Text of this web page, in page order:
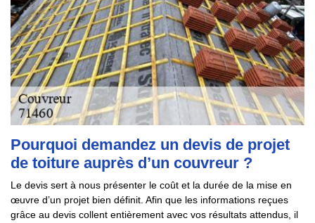
Pourquoi demandez un devis de projet
de toiture auprès d’un couvreur ?
Le devis sert à nous présenter le coût et la durée de la mise en
œuvre d’un projet bien définit. Afin que les informations reçues
grâce au devis collent entièrement avec vos résultats attendus, il